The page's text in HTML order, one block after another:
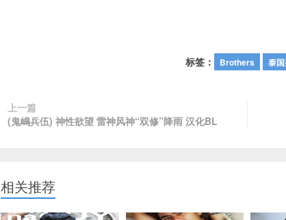
标签： Brothers 泰
上一篇
(鬼嶋兵伍) 神性欲望 雷神风神“双修”降雨 汉化BL
相关推荐